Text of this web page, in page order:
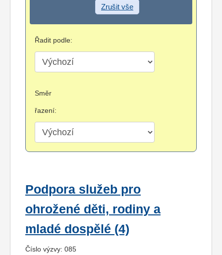
Zrušit vše
Řadit podle:
Směr
řazení:
Podpora služeb pro
ohrožené děti, rodiny a
mladé dospělé (4)
Číslo výzvy: 085